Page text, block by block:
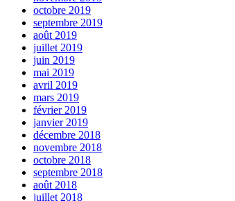
octobre 2019
septembre 2019
août 2019
juillet 2019
juin 2019
mai 2019
avril 2019
mars 2019
février 2019
janvier 2019
décembre 2018
novembre 2018
octobre 2018
septembre 2018
août 2018
juillet 2018